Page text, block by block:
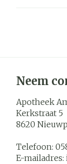
Neem
Apotheek
Kerkstraat 5
8620
Telefoon:
E-mailadres: